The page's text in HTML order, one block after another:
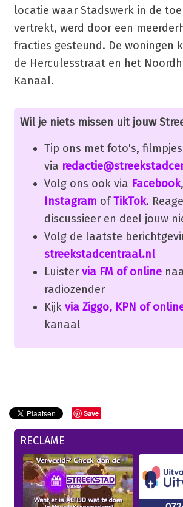
locatie waar Stadswerk in de
vertrekt, werd door een
fracties gesteund. De woningen
de Herculesstraat en het
Kanaal.
Wil je niets missen uit jouw
Tip ons met foto's,
via
Volg ons ook via Facebook,
Instagram ofTikTok.
discussieer en deel jouw
Volg de laatste
streekstadcentraal.nl
Luister via FM of online
radiozender
Kijk via Ziggo, KPN of
kanaal
Save
RECLAME